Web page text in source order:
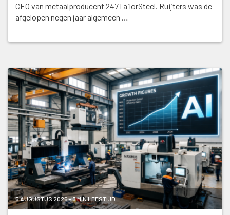
CEO van metaalproducent 247TailorSteel. Ruijters was de
afgelopen negen jaar algemeen …
5 AUGUSTUS 2026 - 3 MIN LEESTIJD